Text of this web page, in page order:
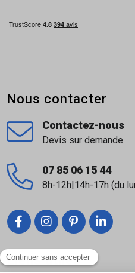
Liens utiles
Nous contacter
Contactez-nous
Devis sur demande
07 85 06 15 44
8h-12h|14h-17h (du